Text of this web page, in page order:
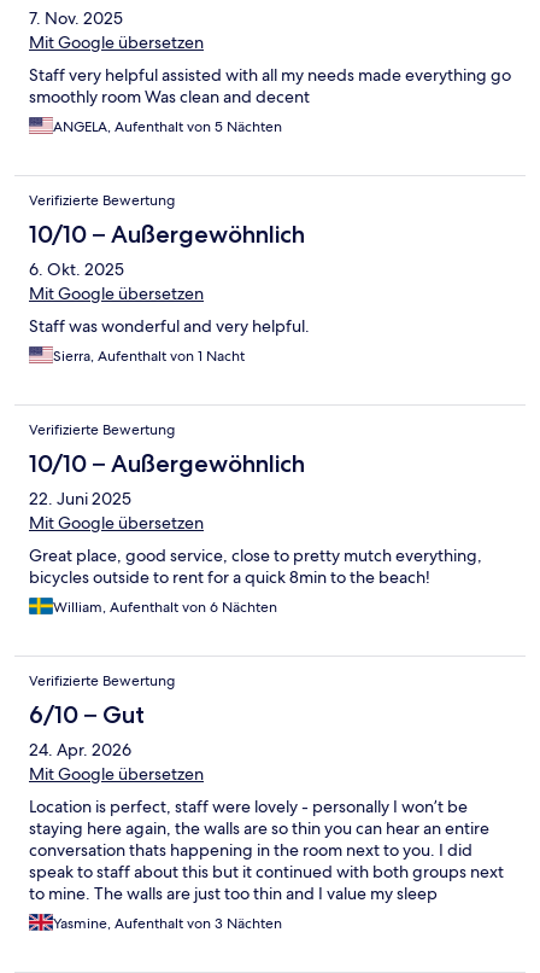
7. Nov. 2025
Mit Google übersetzen
Staff very helpful assisted with all my needs made everything go
smoothly room Was clean and decent
ANGELA, Aufenthalt von 5 Nächten
Verifizierte Bewertung
10/10 – Außergewöhnlich
6. Okt. 2025
Mit Google übersetzen
Staff was wonderful and very helpful.
Sierra, Aufenthalt von 1 Nacht
Verifizierte Bewertung
10/10 – Außergewöhnlich
22. Juni 2025
Mit Google übersetzen
Great place, good service, close to pretty mutch everything,
bicycles outside to rent for a quick 8min to the beach!
William, Aufenthalt von 6 Nächten
Verifizierte Bewertung
6/10 – Gut
24. Apr. 2026
Mit Google übersetzen
Location is perfect, staff were lovely - personally I won’t be
staying here again, the walls are so thin you can hear an entire
conversation thats happening in the room next to you. I did
speak to staff about this but it continued with both groups next
to mine. The walls are just too thin and I value my sleep
Yasmine, Aufenthalt von 3 Nächten